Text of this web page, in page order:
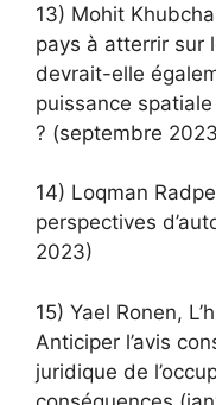
13) Mohit
pays à atterrir sur
devrait-elle
puissance
? (septembre
14) Loqman
perspectives
2023)
15) Yael Ronen,
Anticiper l’avis
juridique de